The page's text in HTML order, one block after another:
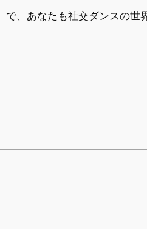
で、あなたも社交ダンスの